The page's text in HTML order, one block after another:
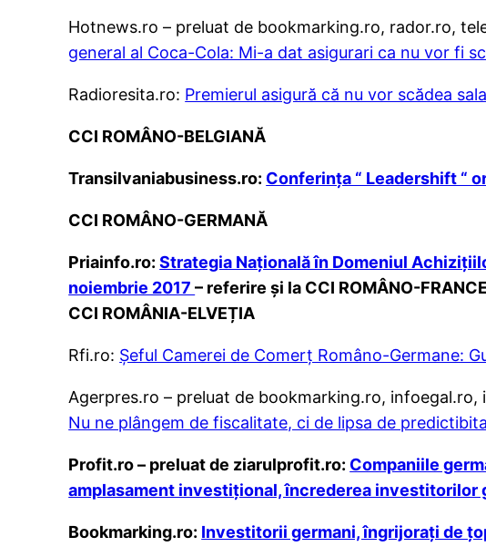
Hotnews.ro – preluat de bookmarking.ro, rador.ro,
general al Coca-Cola: Mi-a dat asigurari ca nu vor fi
Radioresita.ro: Premierul asigură că nu vor scădea
CCI ROMÂNO-BELGIANĂ
Transilvaniabusiness.ro: Conferința “ Leadershift “
CCI ROMÂNO-GERMANĂ
Priainfo.ro:Strategia Națională în Domeniul
noiembrie 2017– referire și la CCI ROMÂNO-
CCI ROMÂNIA-ELVEȚIA
Rfi.ro: Șeful Camerei de Comerț Româno-Germane:
Agerpres.ro – preluat de bookmarking.ro,
Nu ne plângem de fiscalitate, ci de lipsa de
Profit.ro – preluat de ziarulprofit.ro: Companiile
amplasament investițional, încrederea investitorilor
Bookmarking.ro: Investitorii germani, îngrijorați de